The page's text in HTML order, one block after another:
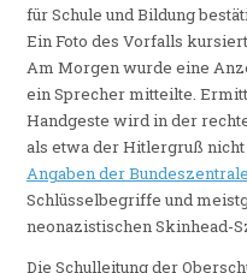
für Schule und Bildung
Ein Foto des Vorfalls
Am Morgen wurde eine
ein Sprecher mitteilte.
Handgeste wird in der
als etwa der Hitlergruß
Angaben der
Schlüsselbegriffe und
neonazistischen Skinhead-
Die Schulleitung der